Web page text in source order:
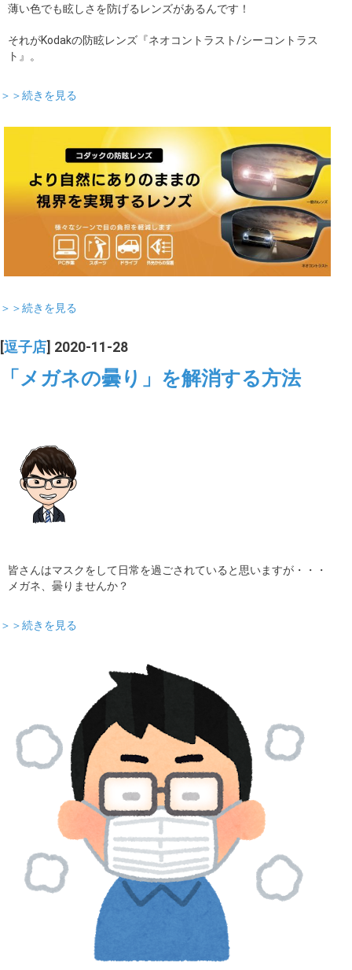
薄い色でも眩しさを防げるレンズがあるんです！
それがKodakの防眩レンズ『ネオコントラスト/シーコントラス
ト』。
＞＞続きを見る
＞＞続きを見る
逗子店 ] 2020-11-28
「メガネの曇り」を解消する方法
皆さんはマスクをして日常を過ごされていると思いますが・・・
メガネ、曇りませんか？
＞＞続きを見る